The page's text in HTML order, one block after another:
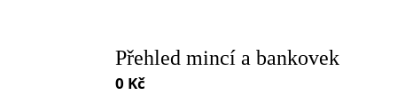
Přehled mincí a bankovek
0 Kč